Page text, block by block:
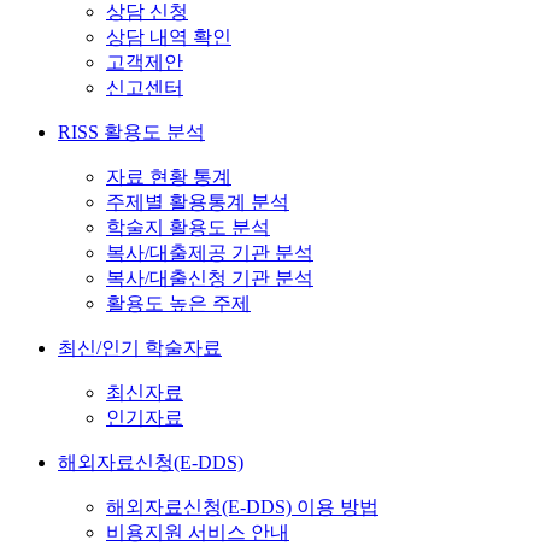
상담 신청
상담 내역 확인
고객제안
신고센터
RISS 활용도 분석
자료 현황 통계
주제별 활용통계 분석
학술지 활용도 분석
복사/대출제공 기관 분석
복사/대출신청 기관 분석
활용도 높은 주제
최신/인기 학술자료
최신자료
인기자료
해외자료신청(E-DDS)
해외자료신청(E-DDS) 이용 방법
비용지원 서비스 안내